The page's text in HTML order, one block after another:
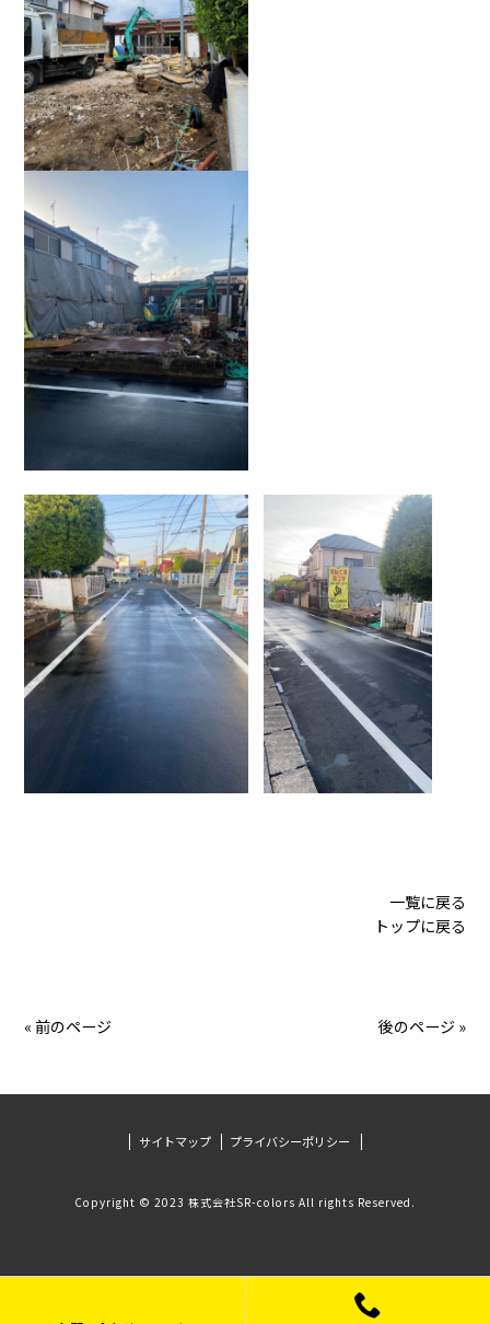
一覧に戻る
トップに戻る
« 前のページ 後のページ »
サイトマップ プライバシーポリシー
Copyright © 2023 株式会社SR-colors All rights Reserved.